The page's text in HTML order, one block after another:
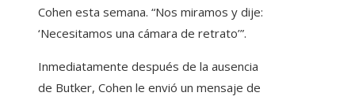
Cohen esta semana. “Nos miramos y dije:
‘Necesitamos una cámara de retrato’”.
Inmediatamente después de la ausencia
de Butker, Cohen le envió un mensaje de